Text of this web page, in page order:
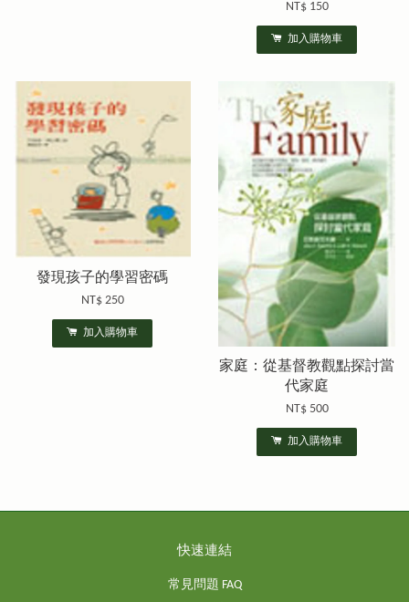
NT$ 150
加入購物車
發現孩子的學習密碼
NT$ 250
加入購物車
家庭：從基督教觀點探討當
代家庭
NT$ 500
加入購物車
快速連結
常見問題 FAQ